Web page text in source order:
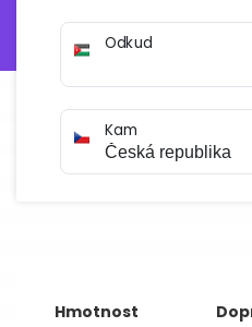
Odkud
Kam
Hmotnost